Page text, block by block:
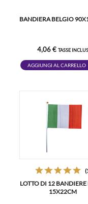
BANDIERA BELGIO
4,06 € TASSE
AGGIUNGI AL CARRELLO
LOTTO DI 12 BANDIERE
15X22CM